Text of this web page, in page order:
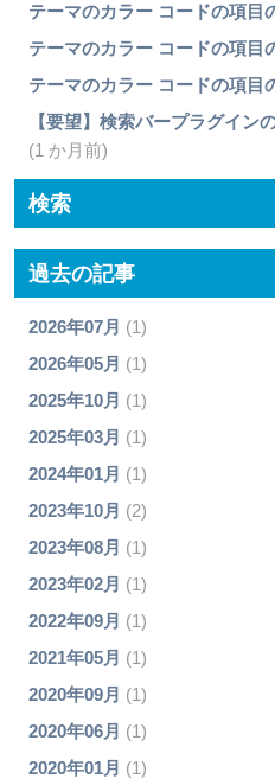
テーマのカラー コードの項目
テーマのカラー コードの項目
テーマのカラー コードの項目
【要望】検索バープラグイン
(1 か月前)
検索
過去の記事
2026年07月 (1)
2026年05月 (1)
2025年10月 (1)
2025年03月 (1)
2024年01月 (1)
2023年10月 (2)
2023年08月 (1)
2023年02月 (1)
2022年09月 (1)
2021年05月 (1)
2020年09月 (1)
2020年06月 (1)
2020年01月 (1)